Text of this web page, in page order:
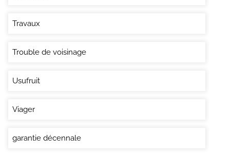
Travaux
Trouble de voisinage
Usufruit
Viager
garantie décennale